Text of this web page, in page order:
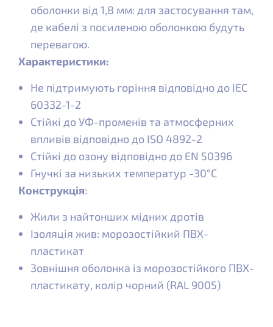
оболонки від 1,8 мм: для застосування там,
де кабелі з посиленою оболонкою будуть
перевагою.
Характеристики:
Не підтримують горіння відповідно до IEC
60332-1-2
Стійкі до УФ-променів та атмосферних
впливів відповідно до ISO 4892-2
Стійкі до озону відповідно до EN 50396
Гнучкі за низьких температур -30°C
Конструкція:
Жили з найтонших мідних дротів
Ізоляція жив: морозостійкий ПВХ-
пластикат
Зовнішня оболонка із морозостійкого ПВХ-
пластикату, колір чорний (RAL 9005)